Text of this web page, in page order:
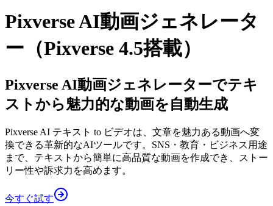
Pixverse AI動画ジェネレータ
ー（Pixverse 4.5搭載）
Pixverse AI動画ジェネレーターでテキ
ストから魅力的な動画を自動生成
Pixverse AI テキスト to ビデオは、文章を魅力ある動画へ変
換できる革新的なAIツールです。SNS・教育・ビジネス用途
まで、テキストから簡単に高品質な動画を作成でき、ストー
リー性や訴求力を高めます。
今すぐ試す